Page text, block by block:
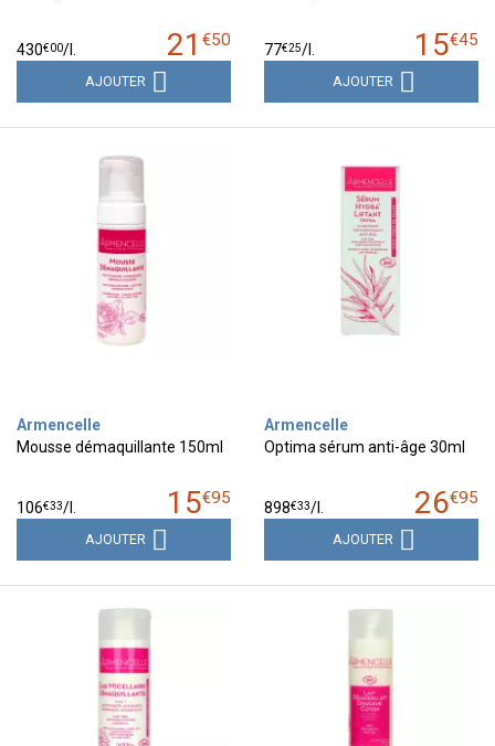
21 €50
430€00/
AJOUTER
15€45
77€25/
AJOUTER
Armencelle
Mousse démaquillante 150ml
15€95
106€33/
AJOUTER
Armencelle
Optima sérum anti-âge 30ml
26€95
898€33/
AJOUTER